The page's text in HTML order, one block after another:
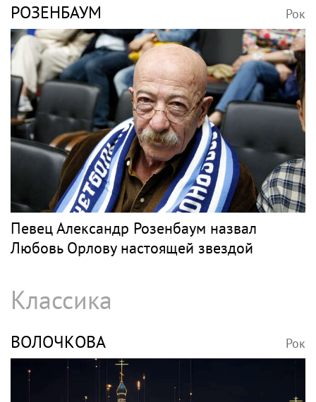
РОЗЕНБАУМ Рок
Певец Александр Розенбаум назвал
Любовь Орлову настоящей звездой
Классика
ВОЛОЧКОВА Рок